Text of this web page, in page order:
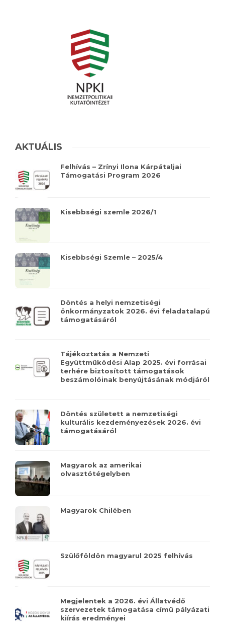
AKTUÁLIS
Felhívás – Zrínyi Ilona Kárpátaljai
Támogatási Program 2026
Kisebbségi szemle 2026/1
Kisebbségi Szemle – 2025/4
Döntés a helyi nemzetiségi
önkormányzatok 2026. évi feladatalapú
támogatásáról
Tájékoztatás a Nemzeti
Együttműködési Alap 2025. évi forrásai
terhére biztosított támogatások
beszámolóinak benyújtásának módjáról
Döntés született a nemzetiségi
kulturális kezdeményezések 2026. évi
támogatásáról
Magyarok az amerikai
olvasztótégelyben
Magyarok Chilében
Szülőföldön magyarul 2025 felhívás
Megjelentek a 2026. évi Állatvédő
szervezetek támogatása című pályázati
kiírás eredményei